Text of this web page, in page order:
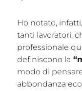
Ho notato,
tanti lavoratori,
professionale
definiscono la
modo di
abbondanza